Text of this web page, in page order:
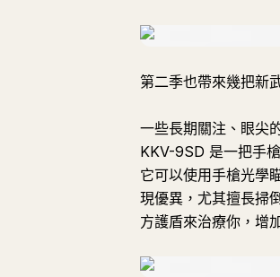
第二季也帶來幾把新
一些長期關注、眼尖
KKV-9SD 是一把手
它可以使用手槍光學
現優異，尤其擅長掃
方護盾來治療你，增